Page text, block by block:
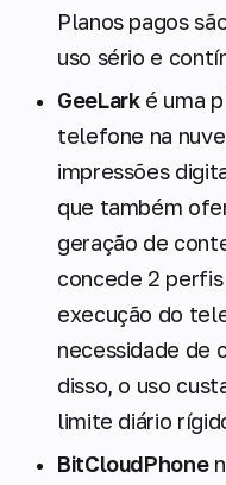
Planos pagos
uso sério e
GeeLark é uma
telefone na
impressões
que também
geração de
concede 2
execução do
necessidade de
disso, o uso
limite diário
BitCloudPhone